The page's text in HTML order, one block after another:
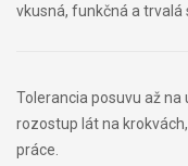
vkusná, funkčná a trvalá
Tolerancia posuvu až
rozostup lát na
práce.